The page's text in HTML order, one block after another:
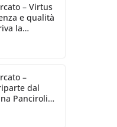
– Virtus
e qualità
la
fermana
–
dal
Panciroli è